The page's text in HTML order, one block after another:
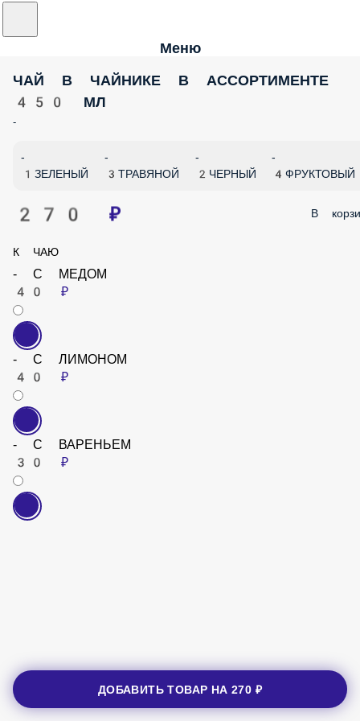
Меню
ЧАЙ В ЧАЙНИКЕ В АССОРТИМЕНТЕ
450 МЛ
-
-
1ЗЕЛЕНЫЙ
-
3ТРАВЯНОЙ
-
2ЧЕРНЫЙ
-
4ФРУКТОВЫЙ
270 ₽ В
К ЧАЮ
- С МЕДОМ
40 ₽
- С ЛИМОНОМ
40 ₽
- С ВАРЕНЬЕМ
30 ₽
ДОБАВИТЬ ТОВАР НА270 ₽